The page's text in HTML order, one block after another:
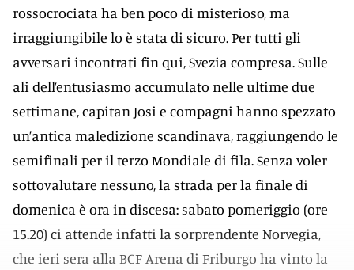
rossocrociata ha ben poco di misterioso, ma
irraggiungibile lo è stata di sicuro. Per tutti gli
avversari incontrati fin qui, Svezia compresa. Sulle
ali dell’entusiasmo accumulato nelle ultime due
settimane, capitan Josi e compagni hanno spezzato
un’antica maledizione scandinava, raggiungendo le
semifinali per il terzo Mondiale di fila. Senza voler
sottovalutare nessuno, la strada per la finale di
domenica è ora in discesa: sabato pomeriggio (ore
15.20) ci attende infatti la sorprendente Norvegia,
che ieri sera alla BCF Arena di Friburgo ha vinto la